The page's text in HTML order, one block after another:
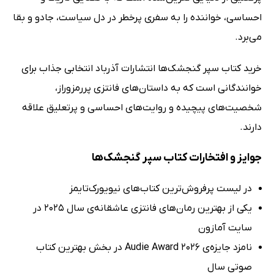
احساسی، خواننده را به سفری پرخطر در دل سیاست، جادو و بقا
می‌برد.
خرید کتاب سپر گنجشک‌ها انتشارات آذرباد انتخابی جذاب برای
خوانندگانی است که به داستان‌های فانتزی پررمزوراز،
شخصیت‌های پیچیده و روایت‌های احساسی و پرتعلیق علاقه
دارند.
جوایز و افتخارات کتاب سپر گنجشک‌ها
در لیست پرفروش‌ترین کتاب‌های نیویورک‌تایمز
یکی از بهترین رمان‌های فانتزی عاشقانه‌ی سال 2025 در
سایت آمازون
نامزد جایزه‌ی Audie Award 2026 در بخش بهترین کتاب
صوتی سال